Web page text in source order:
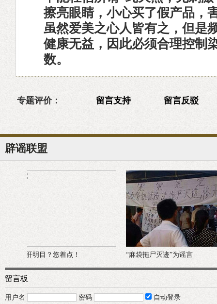
擦亮眼睛，小心买了假产品，
虽然爱美之心人皆有之，但是
健康无益，因此必须合理控制
数。
专题评价： 留言支持 留言反驳
辟谣联盟
“麻袋拖尸灭迹”为谣言 “三俗”的越南乳瓜是艺术
留言板
用户名 密码 自动登录